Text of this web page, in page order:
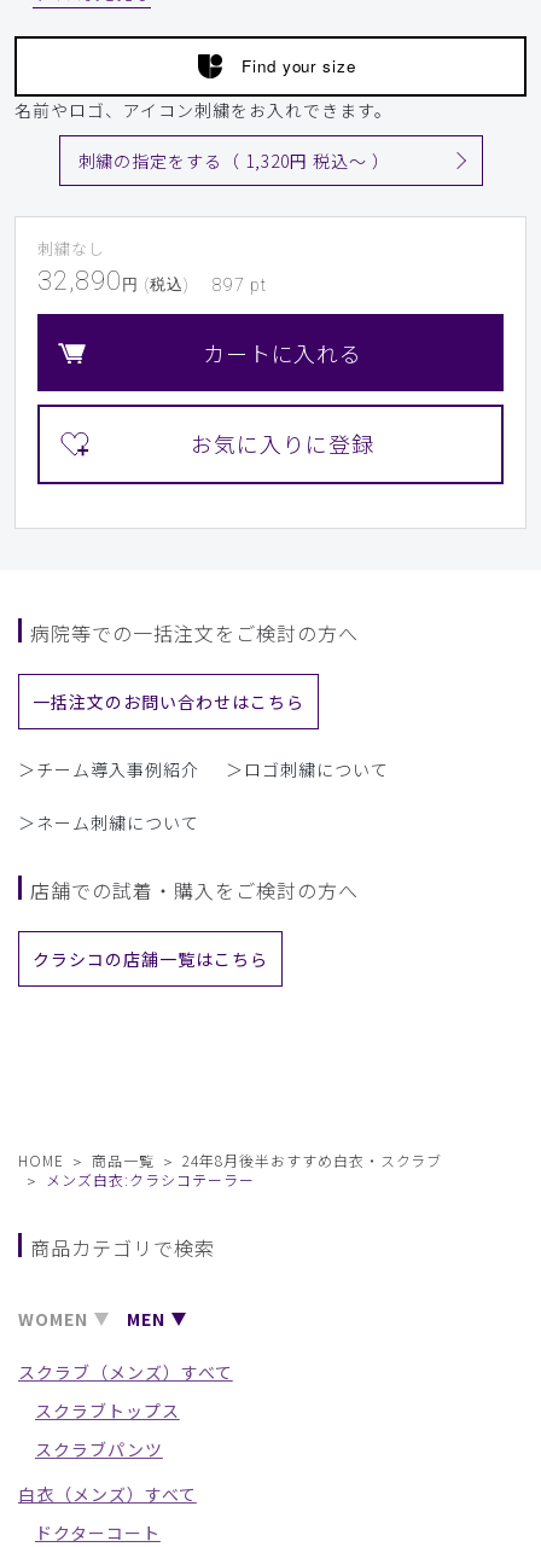
Find your size
名前やロゴ、アイコン刺繍をお入れできます。
刺繍の指定をする（ 1,320円 税込〜 ）
刺繍なし
32,890 円 (税込) 897 pt
カートに入れる
病院等での一括注文をご検討の方へ
一括注文のお問い合わせはこちら
＞チーム導入事例紹介 ＞ロゴ刺繍について
＞ネーム刺繍について
店舗での試着・購入をご検討の方へ
クラシコの店舗一覧はこちら
HOME 商品一覧
24年8月後半おすすめ白衣・スクラブ
メンズ白衣:クラシコテーラー
商品カテゴリで検索
WOMEN MEN
スクラブ（メンズ）すべて
スクラブトップス
スクラブパンツ
白衣（メンズ）すべて
ドクターコート